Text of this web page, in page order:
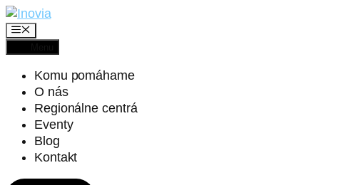
P
M
e
Komu pomáhame
O nás
Regionálne centrá
Eventy
Blog
Kontakt